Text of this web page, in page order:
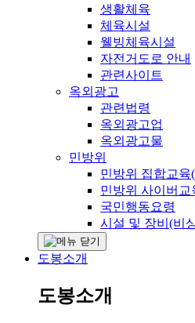
생활체육
체육시설
웰빙체육시설
자전거도로 안내
관련사이트
옥외광고
관련법령
옥외광고업
옥외광고물
민방위
민방위 집합교육
민방위 사이버교
국민행동요령
시설 및 장비(비
도봉소개
도봉소개